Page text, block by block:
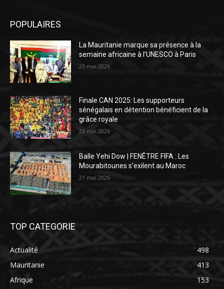
POPULAIRES
La Mauritanie marque sa présence à la
semaine africaine à l’UNESCO à Paris
23 mai 2026
Finale CAN 2025: Les supporteurs
sénégalais en détention bénéficient de la
grâce royale
23 mai 2026
Balle Yehi Dow | FENÊTRE FIFA : Les
Mourabitounes s’exilent au Maroc
21 mai 2026
TOP CATEGORIE
Actualité
498
Mauritanie
413
Afrique
153